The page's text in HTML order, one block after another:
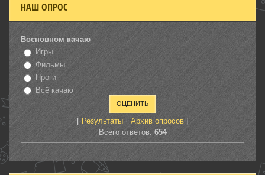
НАШ ОПРОС
Восновном качаю
Игры
Фильмы
Проги
Всё качаю
[ Результаты· Архив опросов]
Всего ответов: 654